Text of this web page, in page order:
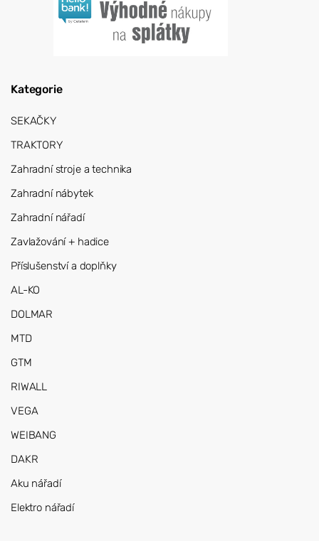
Kategorie
SEKAČKY
TRAKTORY
Zahradní stroje a technika
Zahradní nábytek
Zahradní nářadí
Zavlažování + hadice
Příslušenství a doplňky
AL-KO
DOLMAR
MTD
GTM
RIWALL
VEGA
WEIBANG
DAKR
Aku nářadí
Elektro nářadí